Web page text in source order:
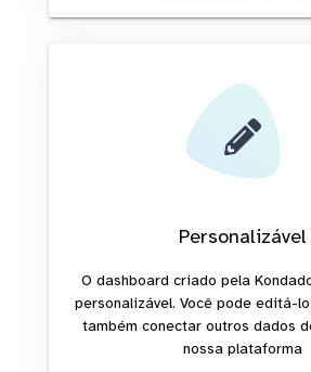
Personalizável
O dashboard criado pela
personalizável. Você pode editá-
também conectar outros dados
nossa plataforma